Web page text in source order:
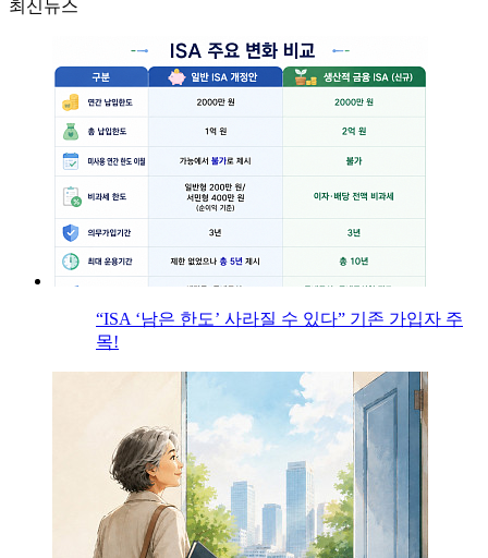
최신뉴스
“ISA ‘남은 한도’ 사라질 수 있다” 기존 가입자 주
목!